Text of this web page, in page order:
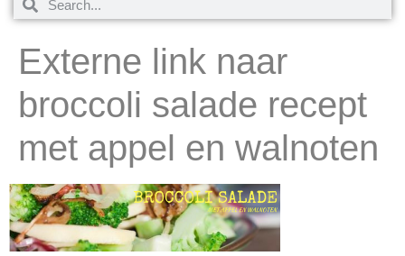
Externe link naar
broccoli salade recept
met appel en walnoten